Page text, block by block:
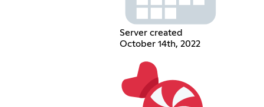
Server created
October 14th, 2022